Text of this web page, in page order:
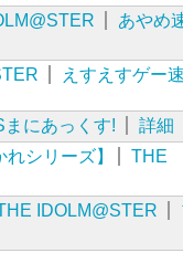
あやめ
えすえすゲー
まにあっくす! 詳細
シリーズ】
THE
IDOLM@STER